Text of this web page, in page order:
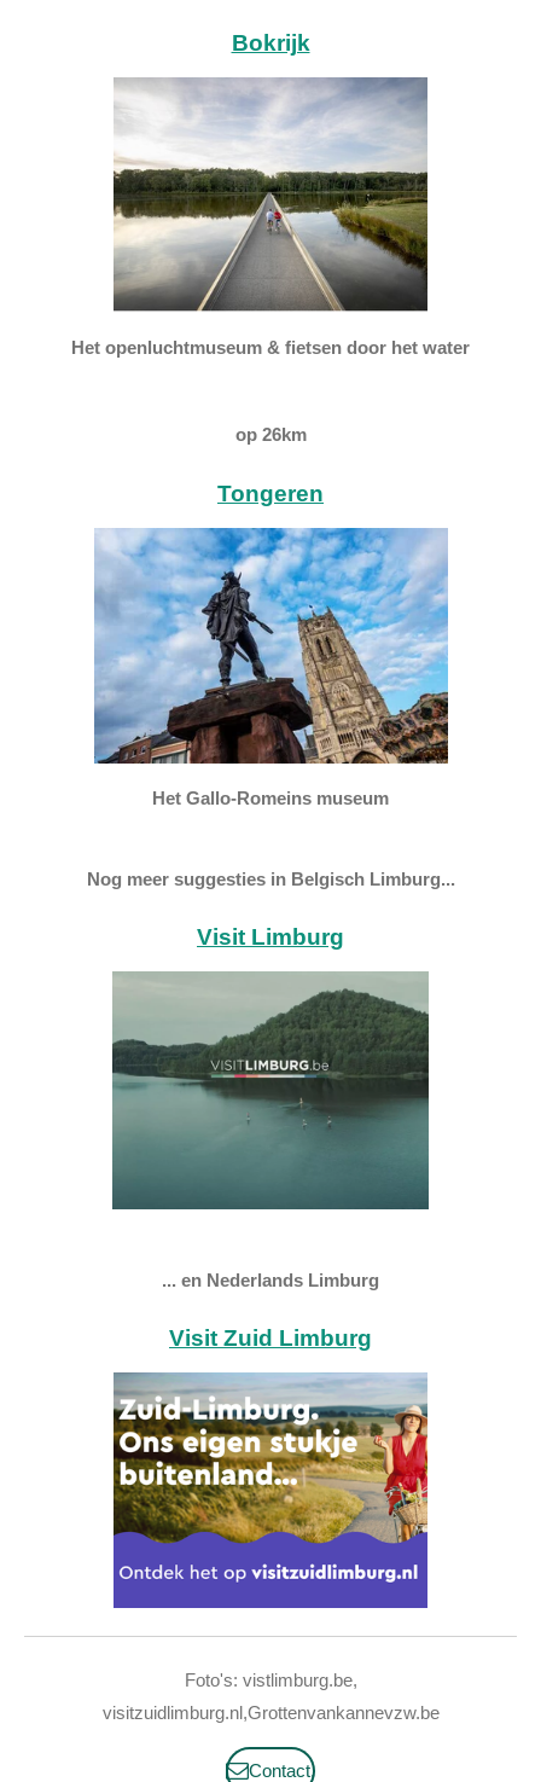
Bokrijk
Het openluchtmuseum & fietsen door het water
op 26km
Tongeren
Het Gallo-Romeins museum
Nog meer suggesties in Belgisch Limburg...
Visit Limburg
... en Nederlands Limburg
Visit Zuid Limburg
Foto's: vistlimburg.be,
visitzuidlimburg.nl,Grottenvankannevzw.be
Contact.